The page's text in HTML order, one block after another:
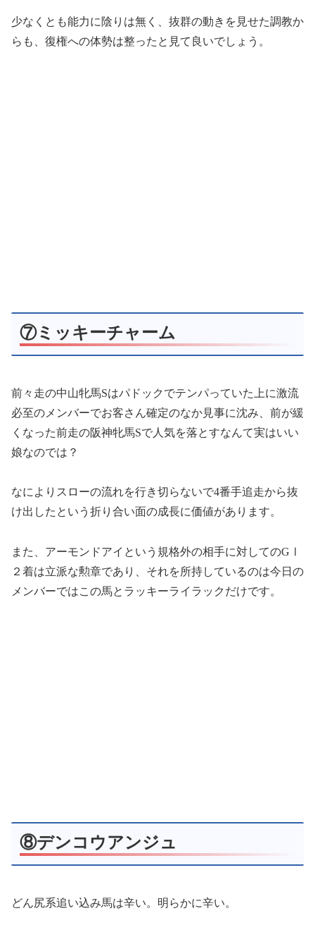
少なくとも能力に陰りは無く、抜群の動きを見せた調教か
らも、復権への体勢は整ったと見て良いでしょう。
⑦ミッキーチャーム
前々走の中山牝馬Sはパドックでテンパっていた上に激流
必至のメンバーでお客さん確定のなか見事に沈み、前が緩
くなった前走の阪神牝馬Sで人気を落とすなんて実はいい
娘なのでは？
なによりスローの流れを行き切らないで4番手追走から抜
け出したという折り合い面の成長に価値があります。
また、アーモンドアイという規格外の相手に対してのGⅠ
２着は立派な勲章であり、それを所持しているのは今日の
メンバーではこの馬とラッキーライラックだけです。
⑧デンコウアンジュ
どん尻系追い込み馬は辛い。明らかに辛い。